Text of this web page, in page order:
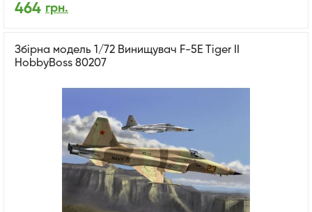
464 грн.
Збірна модель 1/72 Винищувач F-5E Tiger II
HobbyBoss 80207